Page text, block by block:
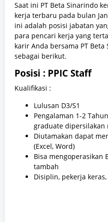
Saat ini PT Beta Sinarindo
kerja terbaru pada bulan
ini adalah posisi jabatan
para pencari kerja yang
karir Anda bersama PT
sebagai berikut.
Posisi : PPIC Staff
Kualifikasi :
Lulusan D3/S1
Pengalaman 1-2
graduate dipersilakan
Diutamakan dapat
(Excel, Word)
Bisa mengoperasikan
tambah
Disiplin, pekerja